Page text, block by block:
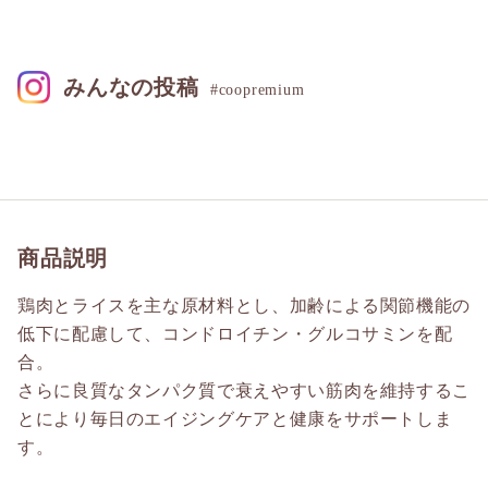
商品説明
鶏肉とライスを主な原材料とし、加齢による関節機能の
低下に配慮して、コンドロイチン・グルコサミンを配
合。
さらに良質なタンパク質で衰えやすい筋肉を維持するこ
とにより毎日のエイジングケアと健康をサポートしま
す。
みんなの投稿 #coopremium